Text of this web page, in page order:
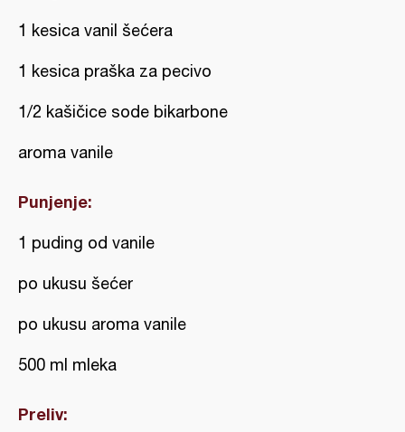
1 kesica vanil šećera
1 kesica praška za pecivo
1/2 kašičice sode bikarbone
aroma vanile
Punjenje:
1 puding od vanile
po ukusu šećer
po ukusu aroma vanile
500 ml mleka
Preliv: